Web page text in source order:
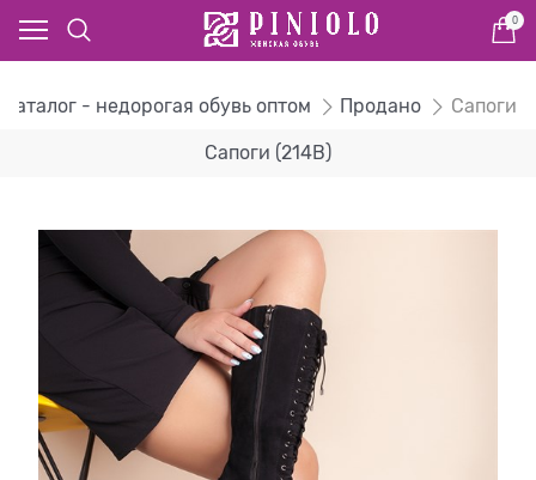
0
Каталог - недорогая обувь оптом Продано Сапоги
Сапоги (214B)